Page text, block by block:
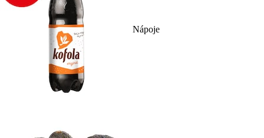
Nápoje